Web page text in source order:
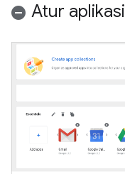
Atur aplikasi